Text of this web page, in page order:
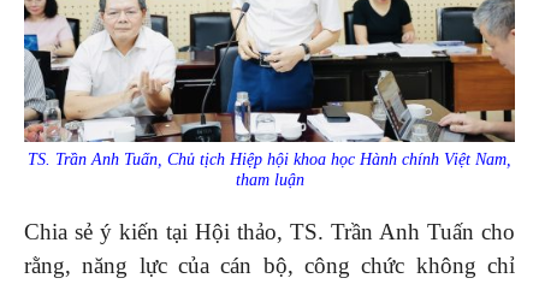
TS. Trần Anh Tuấn, Chủ tịch Hiệp hội khoa học Hành chính Việt Nam,
tham luận
Chia sẻ ý kiến tại Hội thảo, TS. Trần Anh Tuấn cho
rằng, năng lực của cán bộ, công chức không chỉ